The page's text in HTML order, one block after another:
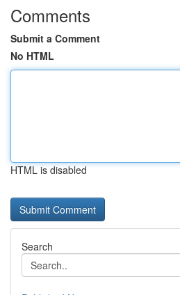
Comments
Submit a Comment
No HTML
HTML is disabled
Search